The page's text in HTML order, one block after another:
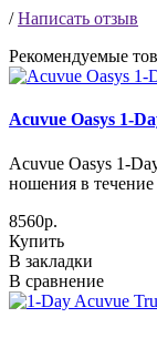
/Написать отзыв
Рекомендуемые
Acuvue Oasys 1-
Acuvue Oasys 1-
ношения в
8560р.
Купить
В закладки
В сравнение